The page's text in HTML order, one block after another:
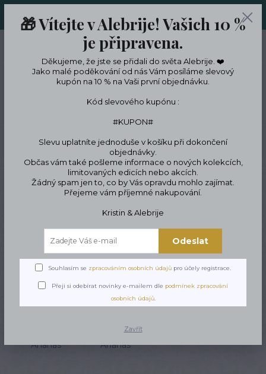
LIMITKÁCH
CZK
Hledat
Designové oblečení a doplňky Tašky a kabelky
Plátěná Taška Papoušci Ananas
Plátěná Taška Papoušci
Ananas
🎁 Vítejte v Alebrije! Vašich 10 %
je připravena.
Děkujeme, že jste se přidali do světa Alebrije. ❤️
Jako malé poděkování od nás Vám posíláme slevový
kupón na 10 % na Vaši první objednávku.
Kód slevového kupónu :
#KUPON#
Slevu uplatníte jednoduše v košíku při dokončení
objednávky.
Občas vám také pošleme informace o nových kolekcích,
limitovaných edicích nebo akcích.
Žádný spam jen to, co by Vás opravdu mohlo zajímat.
Přejeme vám příjemné nakupování.
Kristin & Alebrije
Odeslat
Souhlasím se zpracováním osobních údajů pro účely registrace.
Přeji si odebírat novinky e-mailem dle podmínek zpracování
osobních údajů.
Zavřít